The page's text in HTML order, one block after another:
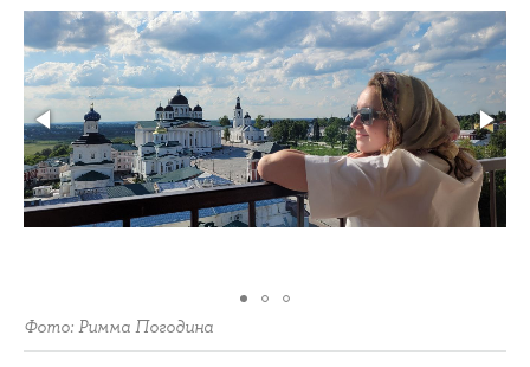
Фото: Римма Погодина